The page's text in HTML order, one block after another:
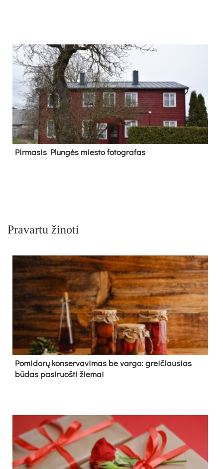
Pir­ma­sis Plun­gės mies­to fo­tog­ra­fas
Pravartu žinoti
Pomidorų konservavimas be vargo: greičiausias
būdas pasiruošti žiemai